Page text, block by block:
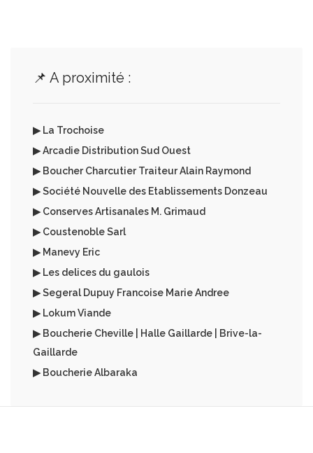
📌 A proximité :
▶ La Trochoise
▶ Arcadie Distribution Sud Ouest
▶ Boucher Charcutier Traiteur Alain Raymond
▶ Société Nouvelle des Etablissements Donzeau
▶ Conserves Artisanales M. Grimaud
▶ Coustenoble Sarl
▶ Manevy Eric
▶ Les delices du gaulois
▶ Segeral Dupuy Francoise Marie Andree
▶ Lokum Viande
▶ Boucherie Cheville | Halle Gaillarde | Brive-la-
Gaillarde
▶ Boucherie Albaraka